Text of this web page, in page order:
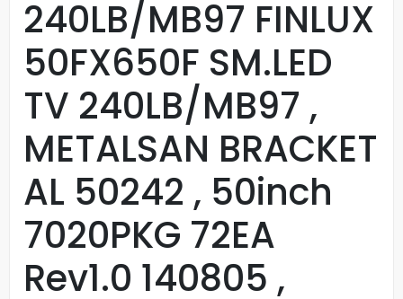
240LB/MB97 FINLUX
50FX650F SM.LED
TV 240LB/MB97 ,
METALSAN BRACKET
AL 50242 , 50inch
7020PKG 72EA
Rev1.0 140805 ,